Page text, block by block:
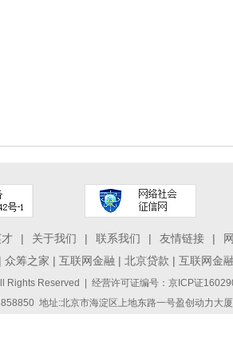
| 关于我们 | 联系我们 | 友情链接 |
| 众筹之家 | 互联网金融 | 北京贷款 | 互联网金
Reserved | 经营许可证编号：京ICP证
地址:北京市海淀区上地东路一号盈创动力大